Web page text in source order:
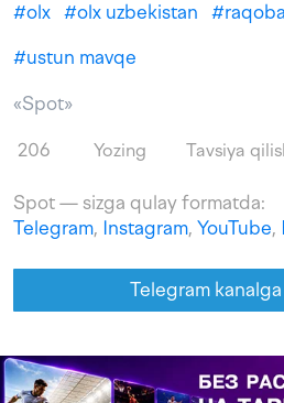
#olx #olx uzbekistan #
#ustun mavqe
«Spot»
206 Yozing Tavsiya
Spot — sizga qulay formatda:
Telegram, Instagram, YouTube,
Telegram kanalga